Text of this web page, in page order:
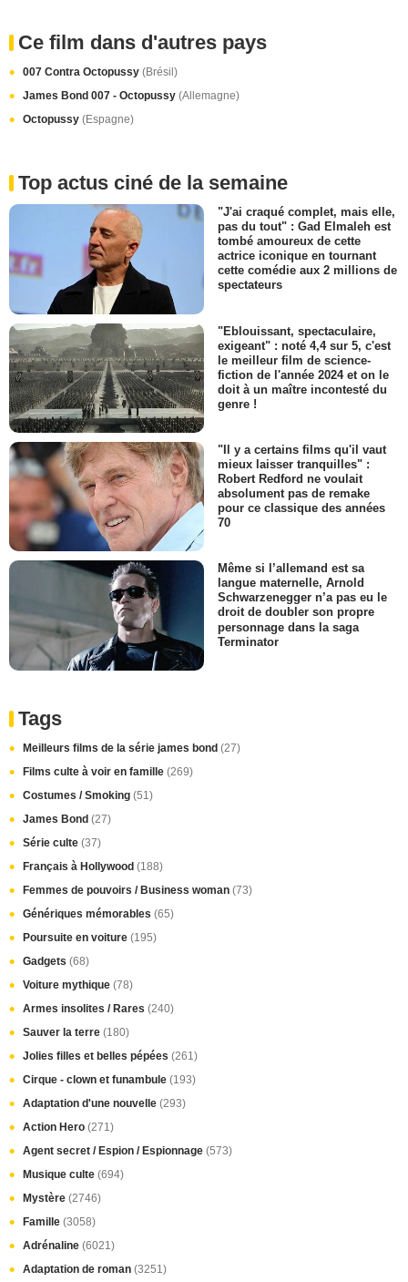
Ce film dans d'autres pays
007 Contra Octopussy (Brésil)
James Bond 007 - Octopussy (Allemagne)
Octopussy (Espagne)
Top actus ciné de la semaine
"J'ai craqué complet, mais elle,
pas du tout" : Gad Elmaleh est
tombé amoureux de cette
actrice iconique en tournant
cette comédie aux 2 millions de
spectateurs
"Eblouissant, spectaculaire,
exigeant" : noté 4,4 sur 5, c'est
le meilleur film de science-
fiction de l'année 2024 et on le
doit à un maître incontesté du
genre !
"Il y a certains films qu'il vaut
mieux laisser tranquilles" :
Robert Redford ne voulait
absolument pas de remake
pour ce classique des années
70
Même si l’allemand est sa
langue maternelle, Arnold
Schwarzenegger n’a pas eu le
droit de doubler son propre
personnage dans la saga
Terminator
Tags
Meilleurs films de la série james bond (27)
Films culte à voir en famille (269)
Costumes / Smoking (51)
James Bond (27)
Série culte (37)
Français à Hollywood (188)
Femmes de pouvoirs / Business woman (73)
Génériques mémorables (65)
Poursuite en voiture (195)
Gadgets (68)
Voiture mythique (78)
Armes insolites / Rares (240)
Sauver la terre (180)
Jolies filles et belles pépées (261)
Cirque - clown et funambule (193)
Adaptation d'une nouvelle (293)
Action Hero (271)
Agent secret / Espion / Espionnage (573)
Musique culte (694)
Mystère (2746)
Famille (3058)
Adrénaline (6021)
Adaptation de roman (3251)